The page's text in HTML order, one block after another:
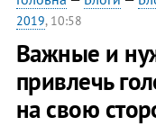
2019, 10:58
Важные и
привлечь
на свою